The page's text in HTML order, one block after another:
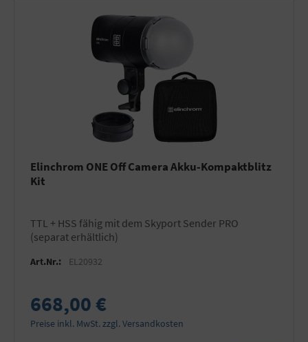
Elinchrom ONE Off Camera Akku-Kompaktblitz
Kit
TTL + HSS fähig mit dem Skyport Sender PRO
(separat erhältlich)
Art.Nr.: EL20932
668,00 €
Preise inkl. MwSt. zzgl. Versandkosten